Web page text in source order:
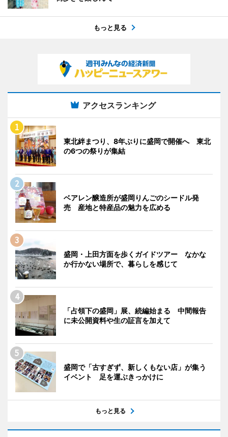
もっと見る
アクセスランキング
東北絆まつり、8年ぶりに盛岡で開催へ 東北
の6つの祭りが集結
ベアレン醸造所が盛岡りんごのシードル発
売 産地と特産品の魅力を広める
盛岡・上田方面を歩くガイドツアー なかな
か行かない場所で、暮らしを感じて
「占領下の盛岡」展、続編始まる 中間報告
に未公開資料や生の証言を加えて
盛岡で「古すぎず、新しくもない店」が集う
イベント 足を運ぶきっかけに
もっと見る